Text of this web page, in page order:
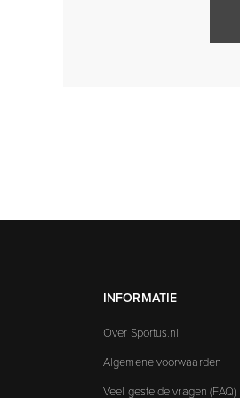
INFORMATIE
Over Sportus.nl
Algemene voorwaarden
Veel gestelde vragen (FAQ)